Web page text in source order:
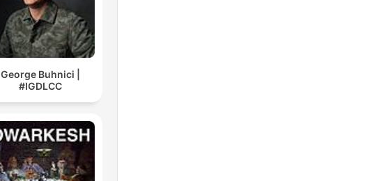
George Buhnici |
#IGDLCC